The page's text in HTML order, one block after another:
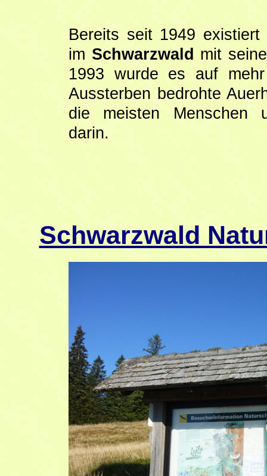
Bereits seit 1949
im Schwarzwald mit
1993 wurde es auf
Aussterben bedrohte
die meisten Menschen
darin.
Schwarzwald